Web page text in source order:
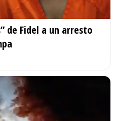
de Fidel a un arresto